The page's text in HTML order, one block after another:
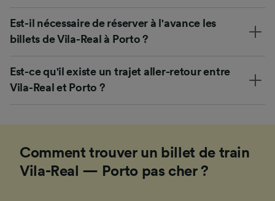
Est-il nécessaire de réserver à l'avance les
billets de Vila-Real à Porto ?
Est-ce qu'il existe un trajet aller-retour entre
Vila-Real et Porto ?
Comment trouver un billet de train
Vila-Real — Porto pas cher ?